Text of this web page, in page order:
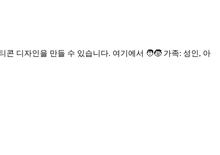
콘 디자인을 만들 수 있습니다. 여기에서 🧑‍🧒 가족: 성인, 아